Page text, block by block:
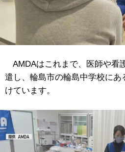
AMDAはこれまで、医師や看
遣し、輪島市の輪島中学校に
けています。